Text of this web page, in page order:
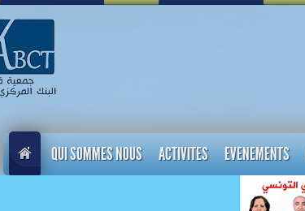
QUI SOMMES NOUS ACTIVITES EVENEMENTS